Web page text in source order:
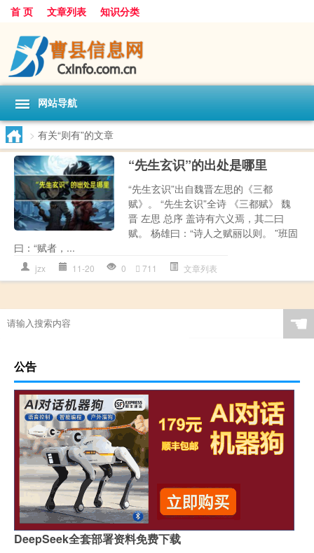
首 页 文章列表 知识分类
网站导航
> 有关“则有”的文章
“先生玄识”的出处是哪里
“先生玄识”出自魏晋左思的《三都
赋》。 “先生玄识”全诗 《三都赋》 魏
晋 左思 总序 盖诗有六义焉，其二曰
赋。 杨雄曰：“诗人之赋丽以则。 ”班固
曰：“赋者，...
jzx 11-20 0 711 文章列表
☚
公告
DeepSeek全套部署资料免费下载